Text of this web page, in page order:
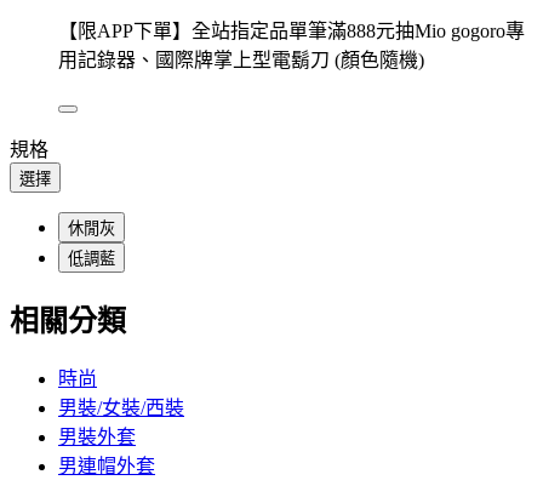
【限APP下單】全站指定品單筆滿888元抽Mio gogoro專
用記錄器、國際牌掌上型電鬍刀 (顏色隨機)
規格
選擇
休閒灰
低調藍
相關分類
時尚
男裝/女裝/西裝
男裝外套
男連帽外套